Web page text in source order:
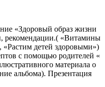
«Здоровый образ жизни
рекомендации.( «Витамины
«Растим детей здоровыми»)
с помощью родителей «
материала о
альбома). Презентация